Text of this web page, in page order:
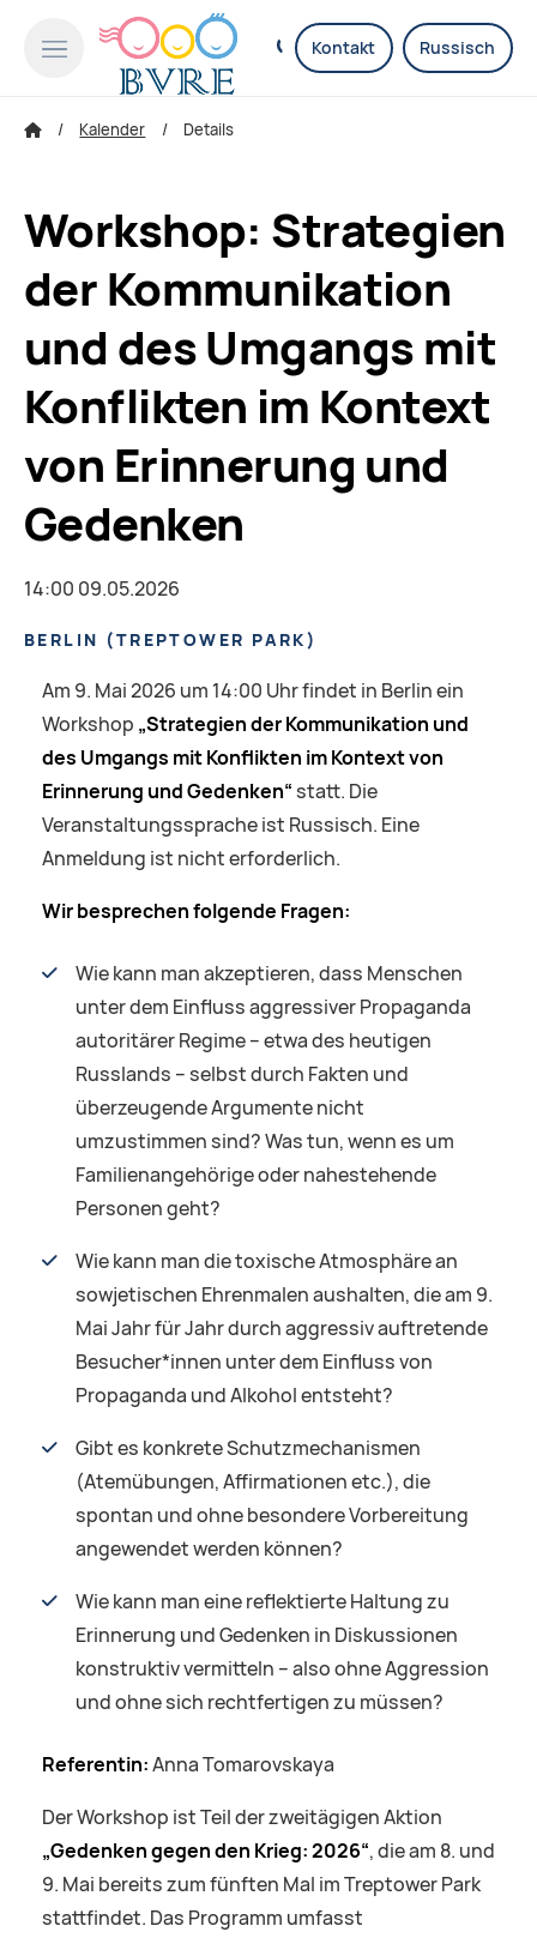
Kontakt Russisch
Kalender Details
Workshop: Strategien
der Kommunikation
und des Umgangs mit
Konflikten im Kontext
von Erinnerung und
Gedenken
14:00 09.05.2026
BERLIN (TREPTOWER PARK)
Am 9. Mai 2026 um 14:00 Uhr findet in Berlin ein
Workshop „Strategien der Kommunikation und
des Umgangs mit Konflikten im Kontext von
Erinnerung und Gedenken“statt. Die
Veranstaltungssprache ist Russisch. Eine
Anmeldung ist nicht erforderlich.
Wir besprechen folgende Fragen:
Wie kann man akzeptieren, dass Menschen
unter dem Einfluss aggressiver Propaganda
autoritärer Regime – etwa des heutigen
Russlands – selbst durch Fakten und
überzeugende Argumente nicht
umzustimmen sind? Was tun, wenn es um
Familienangehörige oder nahestehende
Personen geht?
Wie kann man die toxische Atmosphäre an
sowjetischen Ehrenmalen aushalten, die am 9.
Mai Jahr für Jahr durch aggressiv auftretende
Besucher*innen unter dem Einfluss von
Propaganda und Alkohol entsteht?
Gibt es konkrete Schutzmechanismen
(Atemübungen, Affirmationen etc.), die
spontan und ohne besondere Vorbereitung
angewendet werden können?
Wie kann man eine reflektierte Haltung zu
Erinnerung und Gedenken in Diskussionen
konstruktiv vermitteln – also ohne Aggression
und ohne sich rechtfertigen zu müssen?
Referentin:Anna Tomarovskaya
Der Workshop ist Teil der zweitägigen Aktion
„Gedenken gegen den Krieg: 2026“, die am 8. und
9. Mai bereits zum fünften Mal im Treptower Park
stattfindet. Das Programm umfasst